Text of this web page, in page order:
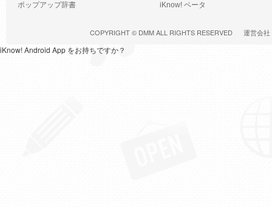
ポップアップ辞書
iKnow! ベータ
COPYRIGHT © DMMALL RIGHTS RESERVED 運営会社
iKnow! Android App をお持ちですか？